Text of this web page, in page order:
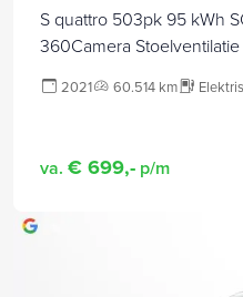
S quattro 503pk 95 kWh
360Camera
2021 60.514 km
va. € 699,- p/m